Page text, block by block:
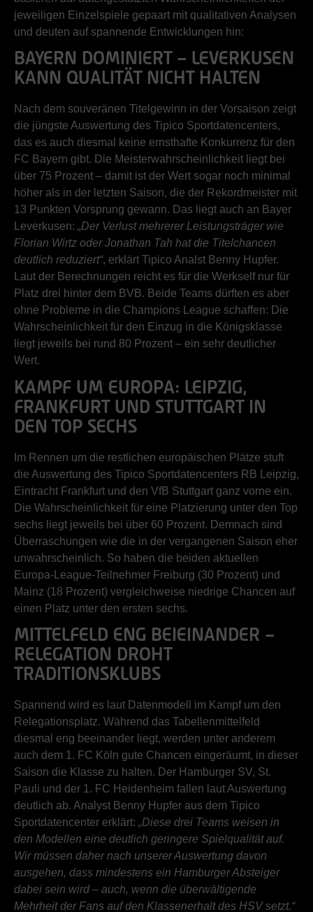
jeweiligen Einzelspiele gepaart mit qualitativen Analysen
und deuten auf spannende Entwicklungen hin:
BAYERN DOMINIERT – LEVERKUSEN
KANN QUALITÄT NICHT HALTEN
Nach dem souveränen Titelgewinn in der Vorsaison zeigt
die jüngste Auswertung des Tipico Sportdatencenters,
das es auch diesmal keine ernsthafte Konkurrenz für den
FC Bayern gibt. Die Meisterwahrscheinlichkeit liegt bei
über 75 Prozent – damit ist der Wert sogar noch minimal
höher als in der letzten Saison, die der Rekordmeister mit
13 Punkten Vorsprung gewann. Das liegt auch an Bayer
Leverkusen: „Der Verlust mehrerer Leistungsträger wie
Florian Wirtz oder Jonathan Tah hat die Titelchancen
deutlich reduziert“, erklärt Tipico Analst Benny Hupfer.
Laut der Berechnungen reicht es für die Werkself nur für
Platz drei hinter dem BVB. Beide Teams dürften es aber
ohne Probleme in die Champions League schaffen: Die
Wahrscheinlichkeit für den Einzug in die Königsklasse
liegt jeweils bei rund 80 Prozent – ein sehr deutlicher
Wert.
KAMPF UM EUROPA: LEIPZIG,
FRANKFURT UND STUTTGART IN
DEN TOP SECHS
Im Rennen um die restlichen europäischen Plätze stuft
die Auswertung des Tipico Sportdatencenters RB Leipzig,
Eintracht Frankfurt und den VfB Stuttgart ganz vorne ein.
Die Wahrscheinlichkeit für eine Platzierung unter den Top
sechs liegt jeweils bei über 60 Prozent. Demnach sind
Überraschungen wie die in der vergangenen Saison eher
unwahrscheinlich. So haben die beiden aktuellen
Europa-League-Teilnehmer Freiburg (30 Prozent) und
Mainz (18 Prozent) vergleichweise niedrige Chancen auf
einen Platz unter den ersten sechs.
MITTELFELD ENG BEIEINANDER –
RELEGATION DROHT
TRADITIONSKLUBS
Spannend wird es laut Datenmodell im Kampf um den
Relegationsplatz. Während das Tabellenmittelfeld
diesmal eng beeinander liegt, werden unter anderem
auch dem 1. FC Köln gute Chancen eingeräumt, in dieser
Saison die Klasse zu halten. Der Hamburger SV, St.
Pauli und der 1. FC Heidenheim fallen laut Auswertung
deutlich ab. Analyst Benny Hupfer aus dem Tipico
Sportdatencenter erklärt: „Diese drei Teams weisen in
den Modellen eine deutlich geringere Spielqualität auf.
Wir müssen daher nach unserer Auswertung davon
ausgehen, dass mindestens ein Hamburger Absteiger
dabei sein wird – auch, wenn die überwältigende
Mehrheit der Fans auf den Klassenerhalt des HSV setzt.“